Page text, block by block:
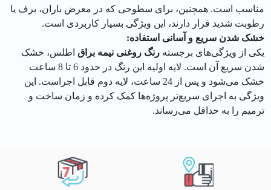
مناسب است. همچنین، برای سطوحی که در معرض باران، برف یا
رطوبت شدید قرار دارند، این ویژگی بسیار کاربردی است.
خشک شدن سریع و آسانی استفاده:
یکی از ویژگی‌های برجسته رنگ روغنی نیمه براق اطلس، خشک
شدن سریع آن است. لایه اولیه این رنگ در حدود 6 تا 8 ساعت
خشک می‌شود و پس از 24 ساعت، لایه دوم قابل اجراست. این
ویژگی به اجرای سریع‌تر پروژه‌ها کمک کرده و زمان ساخت و
ترمیم را به حداقل می‌رساند.